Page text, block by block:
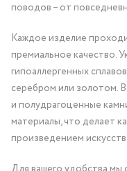
поводов – от
Каждое изделие
премиальное качество.
гипоаллергенных
серебром или золотом.
и полудрагоценные
материалы, что делает
произведением